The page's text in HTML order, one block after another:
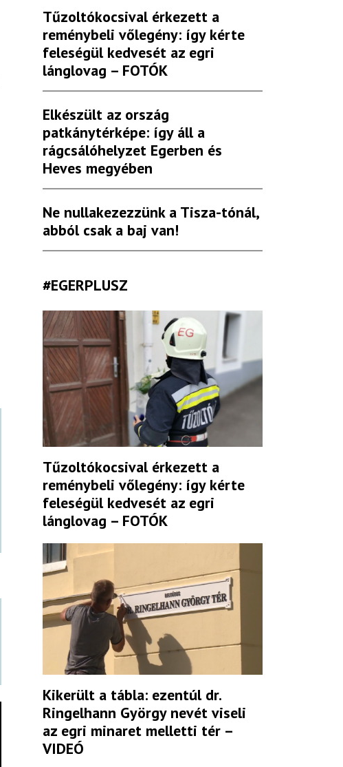
Tűzoltókocsival érkezett a
reménybeli vőlegény: így kérte
feleségül kedvesét az egri
lánglovag – FOTÓK
Elkészült az ország
patkánytérképe: így áll a
rágcsálóhelyzet Egerben és
Heves megyében
Ne nullakezezzünk a Tisza-tónál,
abból csak a baj van!
#EGERPLUSZ
Tűzoltókocsival érkezett a
reménybeli vőlegény: így kérte
feleségül kedvesét az egri
lánglovag – FOTÓK
Kikerült a tábla: ezentúl dr.
Ringelhann György nevét viseli
az egri minaret melletti tér –
VIDEÓ